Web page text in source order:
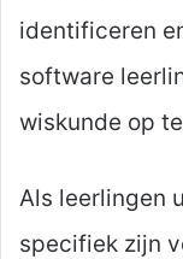
identificeren
software
wiskunde op
Als leerlingen
specifiek zijn